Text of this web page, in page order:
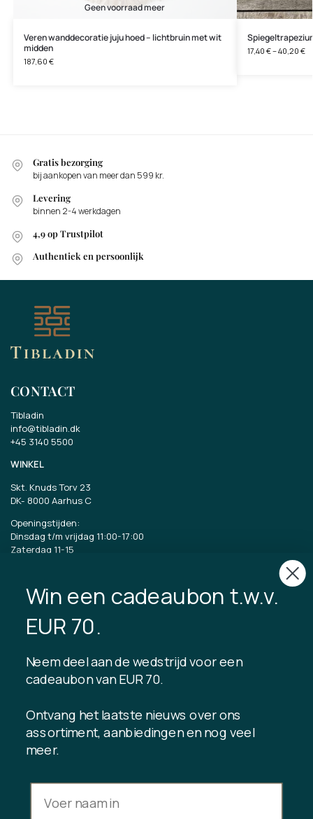
Geen voorraad meer
Veren wanddecoratie juju hoed – lichtbruin met wit
midden
187,60 €
17,40 €–40,20 €
Gratis bezorging
bij aankopen van meer dan 599 kr.
Levering
binnen 2-4 werkdagen
4,9 op Trustpilot
Authentiek en persoonlijk
CONTACT
Tibladin
info@tibladin.dk
+45 3140 5500
WINKEL
Skt. Knuds Torv 23
DK- 8000 Aarhus C
Openingstijden:
Dinsdag t/m vrijdag 11:00-17:00
Zaterdag 11-15
TIBLADIN
Over Tibladin
Duurzame productie
Klantenclub registreren
Neem contact met ons op
INFORMATIE
Privacybeleid
Win een cadeaubon t.w.v.
EUR 70.
Neem deel aan de wedstrijd voor een
cadeaubon van EUR 70.
Ontvang het laatste nieuws over ons
assortiment, aanbiedingen en nog veel
meer.